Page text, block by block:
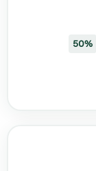
50%